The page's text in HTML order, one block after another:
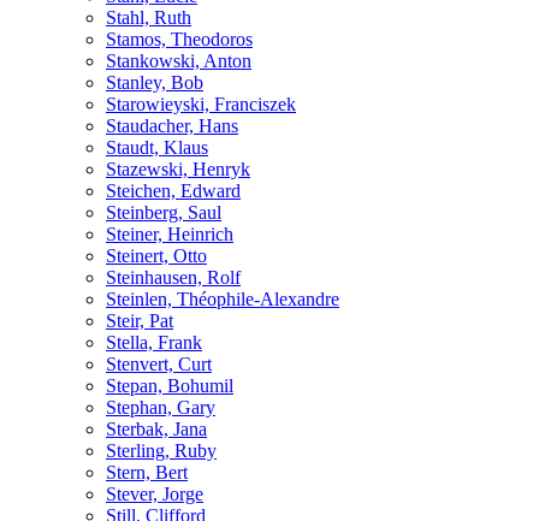
Stahl, Ruth
Stamos, Theodoros
Stankowski, Anton
Stanley, Bob
Starowieyski, Franciszek
Staudacher, Hans
Staudt, Klaus
Stazewski, Henryk
Steichen, Edward
Steinberg, Saul
Steiner, Heinrich
Steinert, Otto
Steinhausen, Rolf
Steinlen, Théophile-Alexandre
Steir, Pat
Stella, Frank
Stenvert, Curt
Stepan, Bohumil
Stephan, Gary
Sterbak, Jana
Sterling, Ruby
Stern, Bert
Stever, Jorge
Still, Clifford